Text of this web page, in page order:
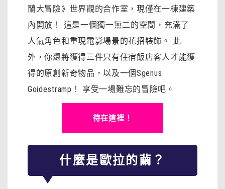
蘭大冒險》世界觀的合作室，現僅在一棟建築
內開放！ 這是一個獨一無二的空間，充滿了
人氣角色和重現電影場景的花招裝飾。 此
外，你還將獲得三件只有住宿飯店客人才能獲
得的原創新奇物品，以及一個Sgenus
Goidestramp！ 享受一場難忘的冒險吧。
待在這裡！
什麼是歐拉的繭？